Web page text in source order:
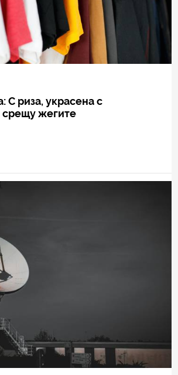
С риза, украсена с
срещу жегите